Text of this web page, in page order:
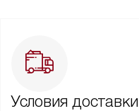
Условия доставки